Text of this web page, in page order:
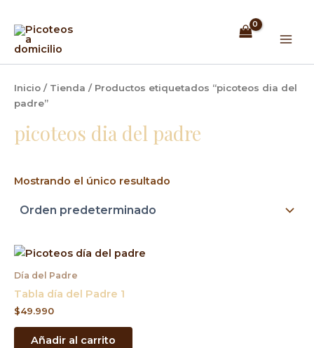
contenido
Inicio / Tienda / Productos etiquetados “picoteos dia del
padre”
picoteos dia del padre
Mostrando el único resultado
Día del Padre
Tabla día del Padre 1
$49.990
Añadir al carrito